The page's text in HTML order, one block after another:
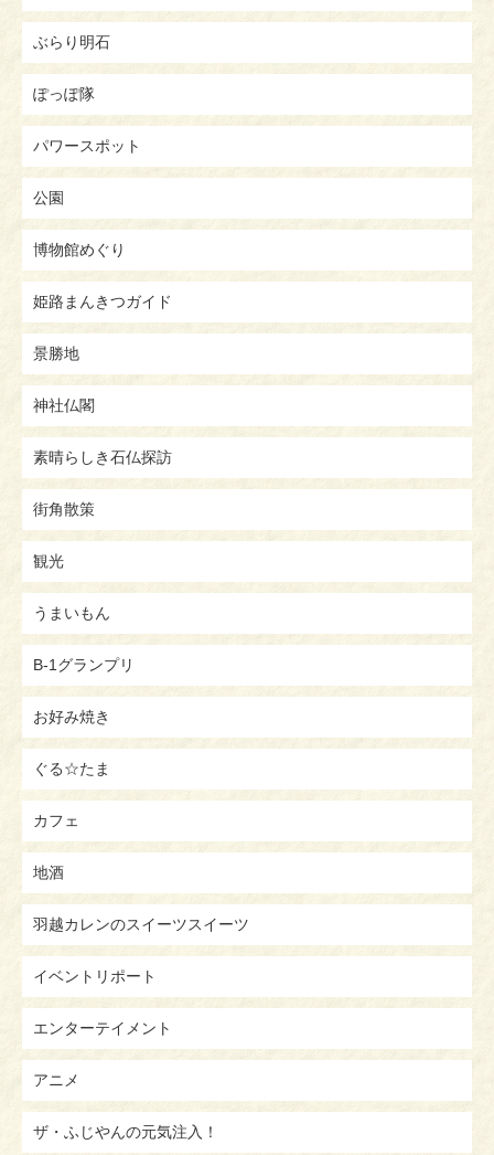
ぶらり明石
ぽっぽ隊
パワースポット
公園
博物館めぐり
姫路まんきつガイド
景勝地
神社仏閣
素晴らしき石仏探訪
街角散策
観光
うまいもん
B-1グランプリ
お好み焼き
ぐる☆たま
カフェ
地酒
羽越カレンのスイーツスイーツ
イベントリポート
エンターテイメント
アニメ
ザ・ふじやんの元気注入！